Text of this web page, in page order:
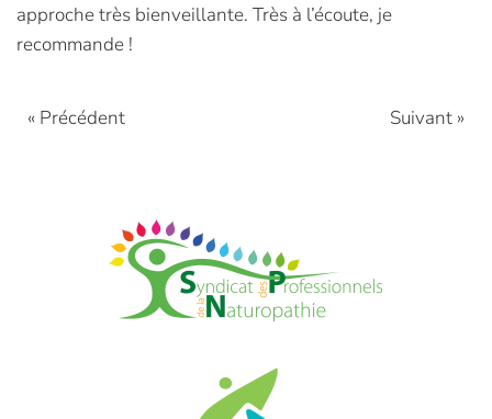
approche très bienveillante. Très à l’écoute, je
recommande !
« Précédent Suivant »